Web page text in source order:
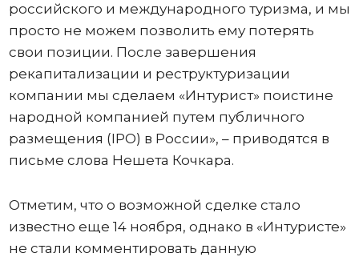
российского и международного туризма, и мы
просто не можем позволить ему потерять
свои позиции. После завершения
рекапитализации и реструктуризации
компании мы сделаем «Интурист» поистине
народной компанией путем публичного
размещения (IPO) в России», – приводятся в
письме слова Нешета Кочкара.
Отметим, что о возможной сделке стало
известно еще 14 ноября, однако в «Интуристе»
не стали комментировать данную